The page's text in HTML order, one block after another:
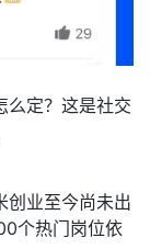
定？这是社交
业至今尚未出
个热门岗位依